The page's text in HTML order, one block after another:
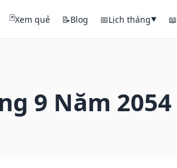
🃏Xem quẻ 📝Blog 📅Lịch tháng▼ 📖
9 Năm 2054